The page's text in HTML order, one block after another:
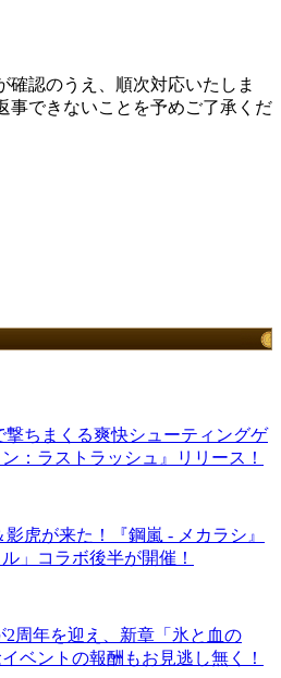
確認のうえ、順次対応いたしま
事できないことを予めご了承くだ
撃ちまくる爽快シューティングゲ
：ラストラッシュ』リリース！
虎が来た！『鋼嵐 - メカラシ』
」コラボ後半が開催！
2周年を迎え、新章「氷と血の
ベントの報酬もお見逃し無く！